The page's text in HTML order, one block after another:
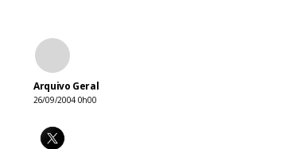
Arquivo Geral
26/09/2004 0h00